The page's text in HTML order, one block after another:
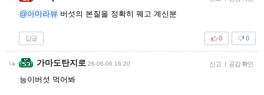
@아마라뷰 버섯의 본질을 정확히 꿰고 계신분
답글 0
0
가마도탄지로 26-06-06 16:20 신고 | 공감 확인
능이버섯 먹어봐